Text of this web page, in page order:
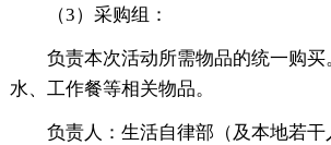
（3）采购组：
负责本次活动所需物品的统一购买
水、工作餐等相关物品。
负责人：生活自律部（及本地若干